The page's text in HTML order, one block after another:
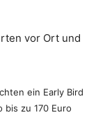
vor Ort und
ein Early Bird
zu 170 Euro